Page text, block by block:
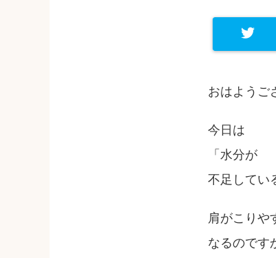
おはようご
今日は
「水分が
不足してい
肩がこりや
なるのです